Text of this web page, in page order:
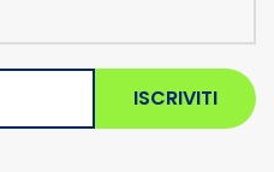
ISCRIVITI